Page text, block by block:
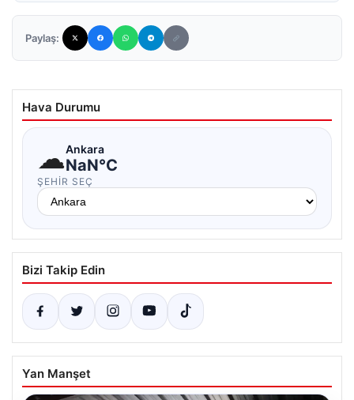
Paylaş:
Hava Durumu
☁Ankara
NaN°C
ŞEHIR SEÇ
Bizi Takip Edin
Yan Manşet